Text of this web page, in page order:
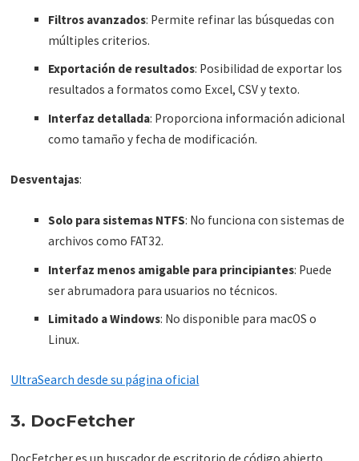
Filtros avanzados: Permite refinar las búsquedas con
múltiples criterios.
Exportación de resultados: Posibilidad de exportar los
resultados a formatos como Excel, CSV y texto.
Interfaz detallada: Proporciona información adicional
como tamaño y fecha de modificación.
Desventajas:
Solo para sistemas NTFS: No funciona con sistemas de
archivos como FAT32.
Interfaz menos amigable para principiantes: Puede
ser abrumadora para usuarios no técnicos.
Limitado a Windows: No disponible para macOS o
Linux.
UltraSearch desde su página oficial
3. DocFetcher